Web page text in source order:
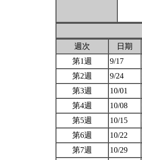
週次
日期
第1週
9/17
第2週
9/24
第3週
10/01
第4週
10/08
第5週
10/15
第6週
10/22
第7週
10/29